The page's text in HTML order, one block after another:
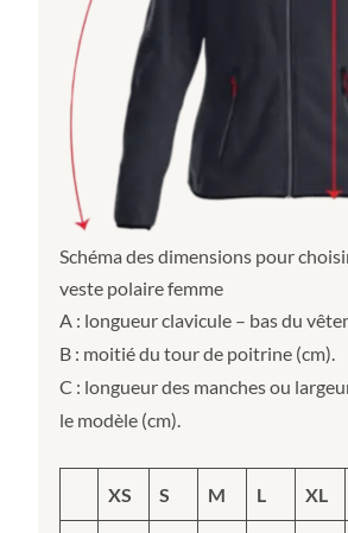
Schéma des dimensions pour
veste polaire femme
A : longueur clavicule – bas du
B : moitié du tour de poitrine (cm).
C : longueur des manches ou
le modèle (cm).
XS S M L XL